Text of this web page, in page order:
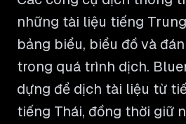
những tài liệu tiếng
bảng biểu, biểu đồ và
trong quá trình dịch.
dựng để dịch tài liệu từ
tiếng Thái, đồng thời giữ